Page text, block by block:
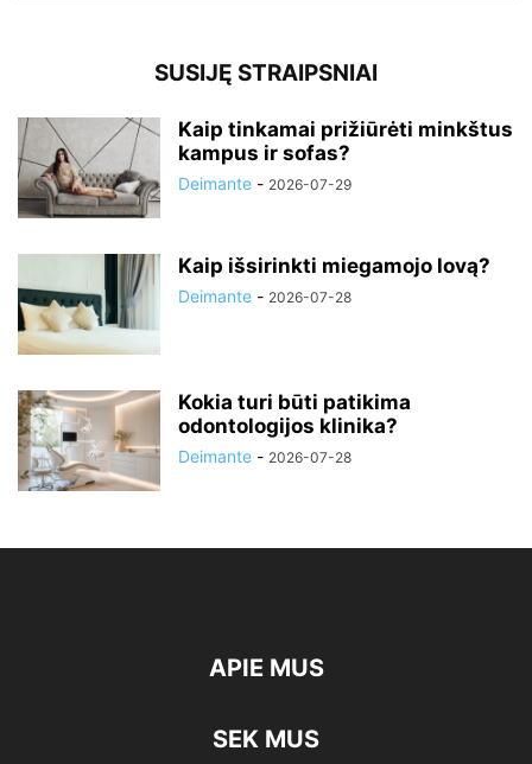
SUSIJĘ STRAIPSNIAI
Kaip tinkamai prižiūrėti minkštus
kampus ir sofas?
Deimante - 2026-07-29
Kaip išsirinkti miegamojo lovą?
Deimante - 2026-07-28
Kokia turi būti patikima
odontologijos klinika?
Deimante - 2026-07-28
APIE MUS
SEK MUS